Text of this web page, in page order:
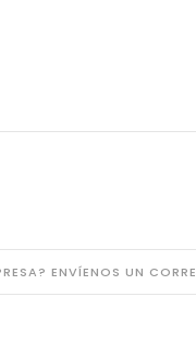
ENVÍENOS UN